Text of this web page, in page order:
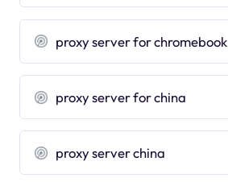
proxy server for chromebook
proxy server for china
proxy server china